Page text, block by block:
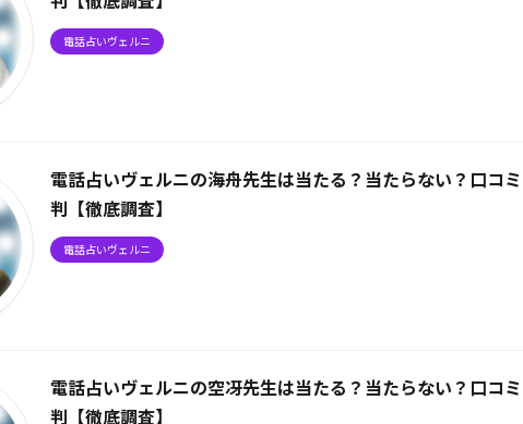
電話占いヴェルニ
電話占いヴェルニの海舟先生は当たる？当たらない？口コ
判【徹底調査】
電話占いヴェルニ
電話占いヴェルニの空冴先生は当たる？当たらない？口コ
判【徹底調査】